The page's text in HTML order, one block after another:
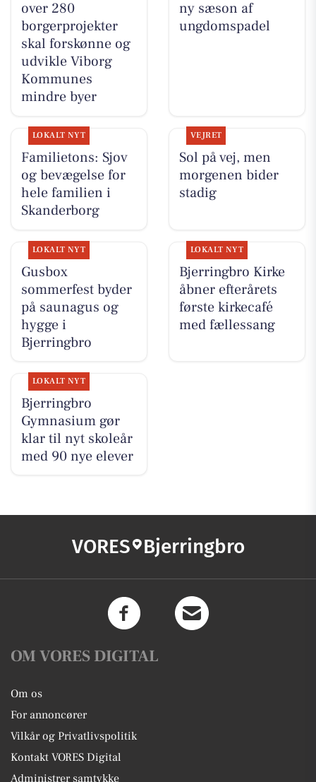
over 280
borgerprojekter
skal forskønne og
udvikle Viborg
Kommunes
mindre byer
ny sæson af
ungdomspadel
LOKALT NYT
Familietons: Sjov
og bevægelse for
hele familien i
Skanderborg
VEJRET
Sol på vej, men
morgenen bider
stadig
LOKALT NYT
Gusbox
sommerfest byder
på saunagus og
hygge i
Bjerringbro
LOKALT NYT
Bjerringbro Kirke
åbner efterårets
første kirkecafé
med fællessang
LOKALT NYT
Bjerringbro
Gymnasium gør
klar til nyt skoleår
med 90 nye elever
VORES Bjerringbro
OM VORES DIGITAL
Om os
For annoncører
Vilkår og Privatlivspolitik
Kontakt VORES Digital
Administrer samtykke